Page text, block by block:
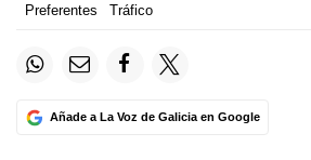
Preferentes
Tráfico
Añade a La Voz de Galicia en Google